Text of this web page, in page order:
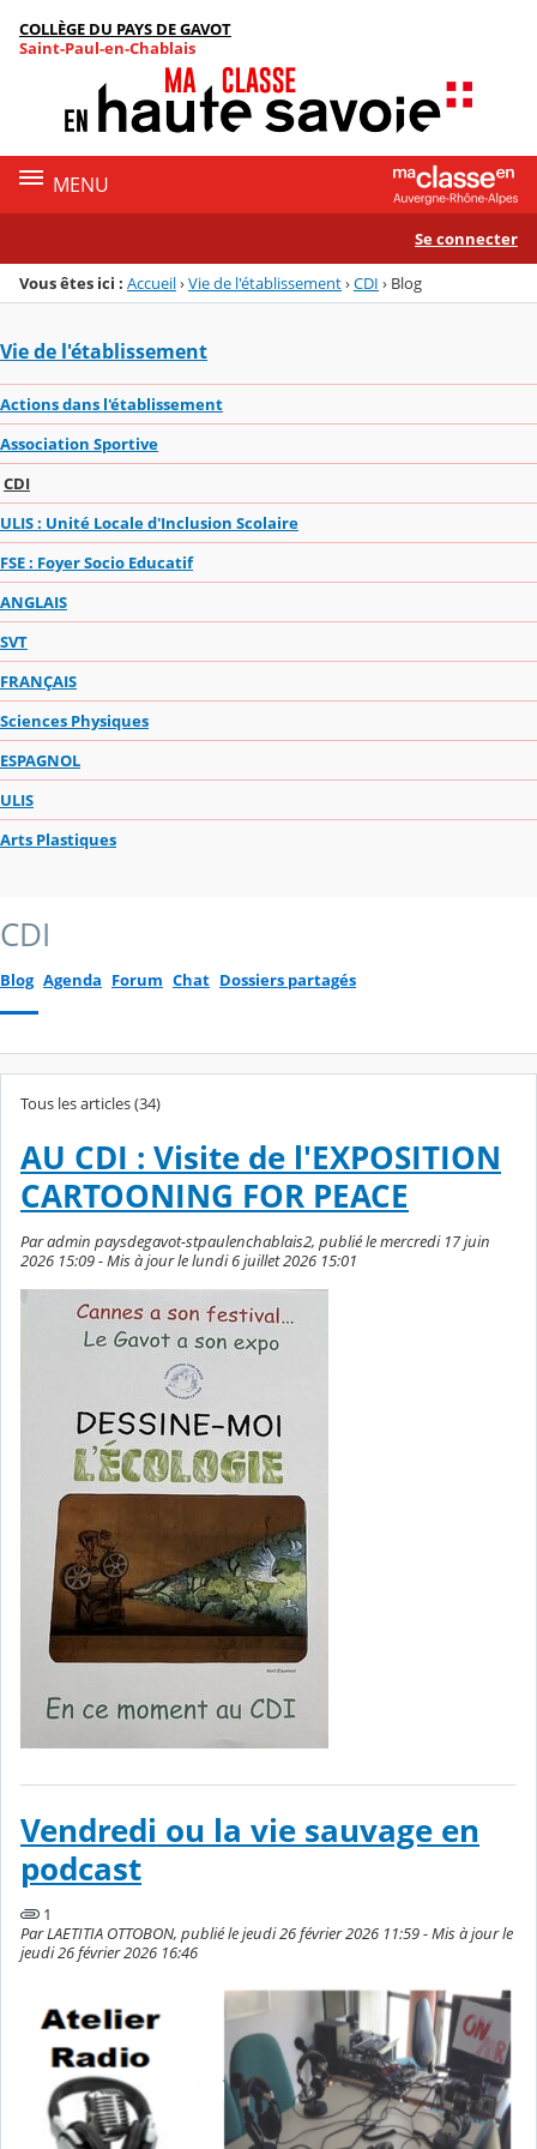
Menu de la rubrique
Contenu
COLLÈGE DU PAYS DE GAVOT
Saint-Paul-en-Chablais
MENU
Se connecter
Vous êtes ici : Accueil›Vie de l'établissement›CDI › Blog
Vie de l'établissement
Actions dans l'établissement
Association Sportive
CDI
ULIS : Unité Locale d'Inclusion Scolaire
FSE : Foyer Socio Educatif
ANGLAIS
SVT
FRANÇAIS
Sciences Physiques
ESPAGNOL
ULIS
Arts Plastiques
CDI
Blog Agenda Forum Chat Dossiers partagés
Tous les articles (34)
AU CDI : Visite de l'EXPOSITION
CARTOONING FOR PEACE
Par admin paysdegavot-stpaulenchablais2, publié le mercredi 17 juin
2026 15:09 - Mis à jour le lundi 6 juillet 2026 15:01
Vendredi ou la vie sauvage en
podcast
1
Par LAETITIA OTTOBON, publié le jeudi 26 février 2026 11:59 - Mis à jour le
jeudi 26 février 2026 16:46